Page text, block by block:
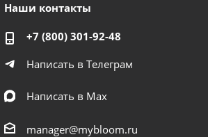
Наши контакты
+7 (800) 301-92-48
Написать в Телеграм
Написать в Мах
manager@mybloom.ru